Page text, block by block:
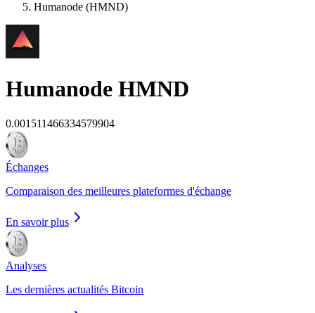
Humanode (HMND)
Humanode HMND
0.001511466334579904
Échanges
Comparaison des meilleures plateformes d'échange
En savoir plus
Analyses
Les dernières actualités Bitcoin